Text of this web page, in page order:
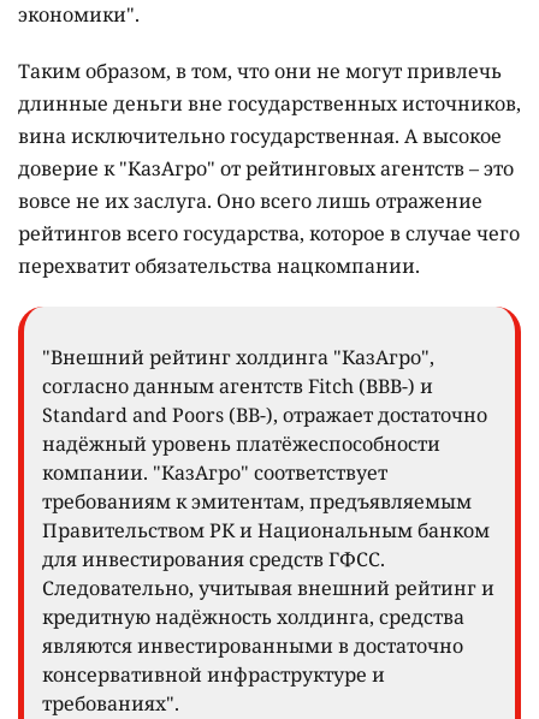
экономики".
Таким образом, в том, что они не могут привлечь
длинные деньги вне государственных источников,
вина исключительно государственная. А высокое
доверие к "КазАгро" от рейтинговых агентств – это
вовсе не их заслуга. Оно всего лишь отражение
рейтингов всего государства, которое в случае чего
перехватит обязательства нацкомпании.
"Внешний рейтинг холдинга "КазАгро",
согласно данным агентств Fitch (BBB-) и
Standard and Poors (BB-), отражает достаточно
надёжный уровень платёжеспособности
компании. "КазАгро" соответствует
требованиям к эмитентам, предъявляемым
Правительством РК и Национальным банком
для инвестирования средств ГФСС.
Следовательно, учитывая внешний рейтинг и
кредитную надёжность холдинга, средства
являются инвестированными в достаточно
консервативной инфраструктуре и
требованиях".